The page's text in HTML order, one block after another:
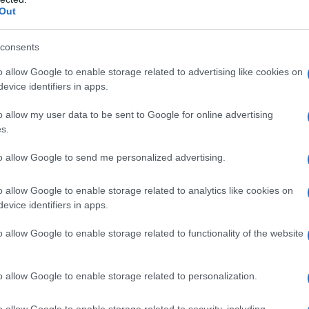
allow Google to enable storage related to advertising like cookies on
identifiers in apps.
allow my user data to be sent to Google for online advertising
allow Google to send me personalized advertising.
allow Google to enable storage related to analytics like cookies on
identifiers in apps.
allow Google to enable storage related to functionality of the website
allow Google to enable storage related to personalization.
parte ucraina contro la Russia confermano la
si legge nella dichiarazione.
affermato che i sistemi di difesa aerea russi
aereo ucraini dall'entrata in vigore della
di difesa aerea russe hanno abbattuto 396
ha dichiarato il ministero.
speculare alle violazioni della tregua da parte
postazioni nemiche e colpendo i centri di